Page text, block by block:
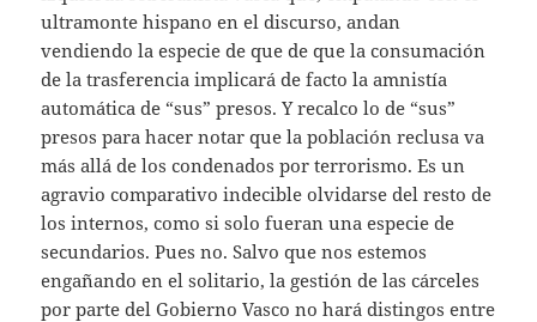
ultramonte hispano en el discurso, andan
vendiendo la especie de que de que la consumación
de la trasferencia implicará de facto la amnistía
automática de “sus” presos. Y recalco lo de “sus”
presos para hacer notar que la población reclusa va
más allá de los condenados por terrorismo. Es un
agravio comparativo indecible olvidarse del resto de
los internos, como si solo fueran una especie de
secundarios. Pues no. Salvo que nos estemos
engañando en el solitario, la gestión de las cárceles
por parte del Gobierno Vasco no hará distingos entre